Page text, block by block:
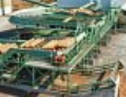
Смотреть проект